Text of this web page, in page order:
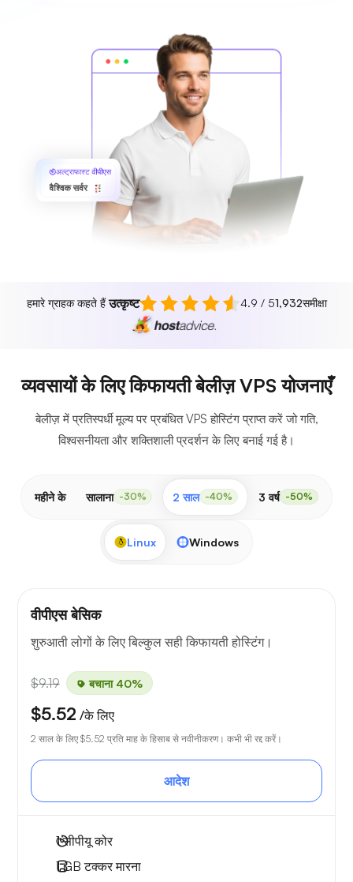
अल्ट्राफास्ट वीपीएस
वैश्विक सर्वर
हमारे ग्राहक कहते हैंउत्कृष्ट 4.9 / 51,932समीक्षा
व्यवसायों के लिए किफायती बेलीज़ VPS योजनाएँ
बेलीज़ में प्रतिस्पर्धी मूल्य पर प्रबंधित VPS होस्टिंग प्राप्त करें जो गति,
विश्वसनीयता और शक्तिशाली प्रदर्शन के लिए बनाई गई है।
महीने के सालाना -30% 2 साल -40% 3 वर्ष -50%
Linux Windows
वीपीएस बेसिक
शुरुआती लोगों के लिए बिल्कुल सही किफायती होस्टिंग।
$9.19 बचाना 40%
$5.52 /के लिए
2 साल के लिए $5.52 प्रति माह के हिसाब से नवीनीकरण। कभी भी रद्द करें।
आदेश
1सीपीयू कोर
1 GB टक्कर मारना